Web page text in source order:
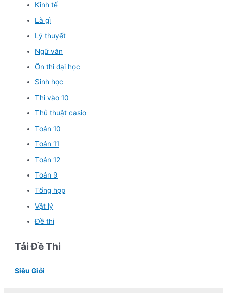
Kinh tế
Là gì
Lý thuyết
Ngữ văn
Ôn thi đại học
Sinh học
Thi vào 10
Thủ thuật casio
Toán 10
Toán 11
Toán 12
Toán 9
Tổng hợp
Vật lý
Đề thi
Tải Đề Thi
Siêu Giỏi